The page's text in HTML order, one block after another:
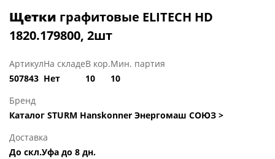
Щетки графитовые ELITECH HD
1820.179800, 2шт
Артикул
507843
На складе
Нет
В кор.
10
Мин. партия
10
Бренд
Каталог STURM Hanskonner Энергомаш СОЮЗ >
Доставка
До скл.Уфа до 8 дн.